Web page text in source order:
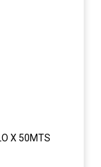
X 50MTS